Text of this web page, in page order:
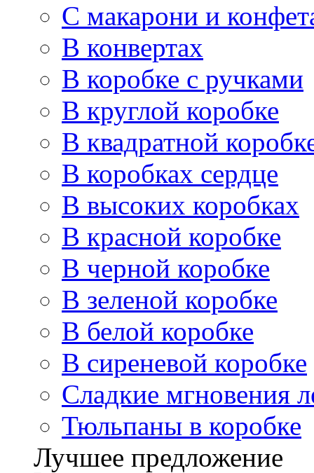
С макарони и
В конвертах
В коробке с ручками
В круглой коробке
В квадратной
В коробках сердце
В высоких коробках
В красной коробке
В черной коробке
В зеленой коробке
В белой коробке
В сиреневой коробке
Сладкие мгновения
Тюльпаны в коробке
Лучшее предложение